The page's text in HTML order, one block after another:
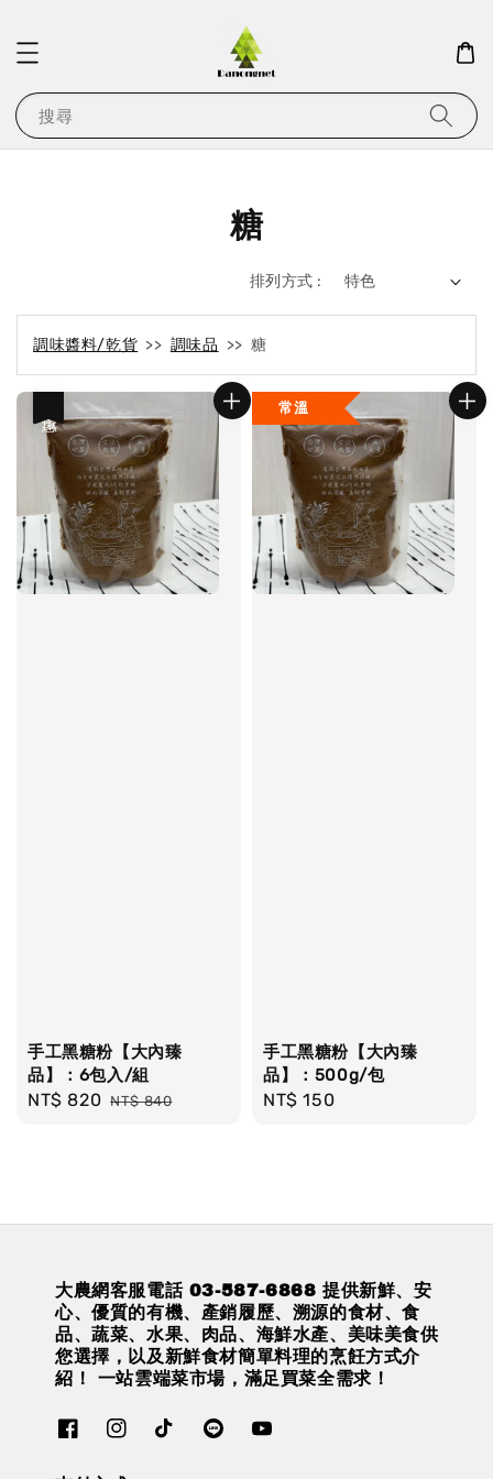
搜尋
糖
排列方式 :
調味醬料/乾貨 >> 調味品 >> 糖
手工黑糖粉【大內臻
品】：6包入/組
Sale
NT$ 820 Regular
NT$ 840
常溫
手工黑糖粉【大內臻
品】：500g/包
Regular
NT$ 150
大農網客服電話 03-587-6868 提供新鮮、安
心、優質的有機、產銷履歷、溯源的食材、食
品、蔬菜、水果、肉品、海鮮水產、美味美食供
您選擇，以及新鮮食材簡單料理的烹飪方式介
紹！ 一站雲端菜市場，滿足買菜全需求！